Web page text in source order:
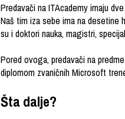
Predavači na ITAcademy imaju
Naš tim iza sebe ima na desetine
su i doktori nauka, magistri,
Pored ovoga, predavači na
diplomom zvaničnih Microsoft
Šta dalje?